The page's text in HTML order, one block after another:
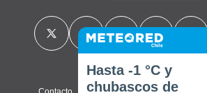
Hasta -1 °C y
chubascos de